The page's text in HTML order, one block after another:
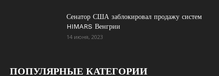
Сенатор США заблокировал продажу систем
HIMARS Венгрии
14 июня, 2023
ПОПУЛЯРНЫЕ КАТЕГОРИИ